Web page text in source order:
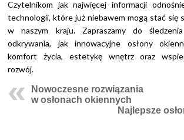
Czytelnikom jak najwięcej informacji
technologii, które już niebawem mogą stać się
w naszym kraju. Zapraszamy do
odkrywania, jak innowacyjne osłony
komfort życia, estetykę wnętrz oraz
rozwój.
Nowoczesne rozwiązania
w osłonach okiennych
Najlepsze